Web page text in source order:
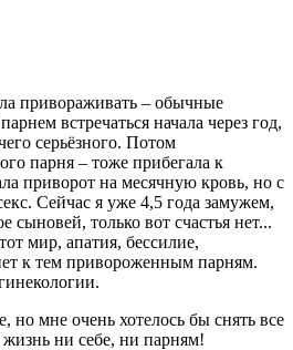
привораживать – обычные
встречаться начала через год,
серьёзного. Потом
парня – тоже прибегала к
приворот на месячную кровь, но с
Сейчас я уже 4,5 года замужем,
только вот счастья нет...
мир, апатия, бессилие,
к тем привороженным парням.
но мне очень хотелось бы снять все
ни себе, ни парням!